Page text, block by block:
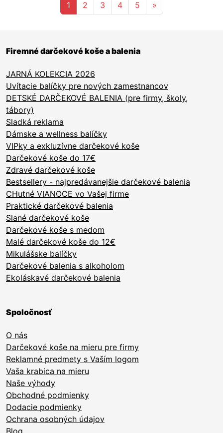
1Aktuálna stránka 1
2 3 4 5 »
Firemné darčekové koše a balenia
JARNÁ KOLEKCIA 2026
Uvítacie balíčky pre nových zamestnancov
DETSKÉ DARČEKOVÉ BALENIA (pre firmy, školy,
tábory)
Sladká reklama
Dámske a wellness balíčky
VIPky a exkluzívne darčekové koše
Darčekové koše do 17€
Zdravé darčekové koše
Bestsellery - najpredávanejšie darčekové balenia
CHutné VIANOCE vo Vašej firme
Praktické darčekové balenia
Slané darčekové koše
Darčekové koše s medom
Malé darčekové koše do 12€
Mikulášske balíčky
Darčekové balenia s alkoholom
Ekoláskavé darčekové balenia
Spoločnosť
O nás
Darčekové koše na mieru pre firmy
Reklamné predmety s Vaším logom
Vaša krabica na mieru
Naše výhody
Obchodné podmienky
Dodacie podmienky
Ochrana osobných údajov
Blog